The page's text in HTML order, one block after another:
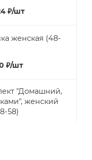
₽/шт
женская (48-
₽/шт
"Домашний,
женский
58)